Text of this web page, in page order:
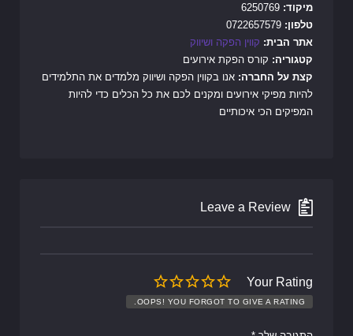
מיקוד:
טלפון:
אתר הבית: קווין הפקה ושיווק
קטגוריה: קורס הפקת אירועים
קצת על החברה: אנו בקווין הפקה ושיווק מלמדים את התלמידים
להיות מפיקי אירועים ומקנים לכם את כל הכלים כדי להיות
המפיקים הכי איכותיים
Leave a Review
Your Rating
OOPS! YOU FORGOT TO GIVE A RATING.